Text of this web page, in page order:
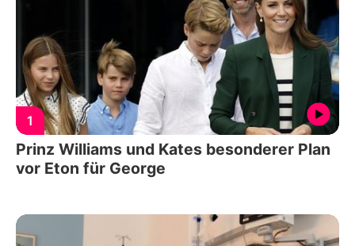
1
Prinz Williams und Kates besonderer Plan
vor Eton für George